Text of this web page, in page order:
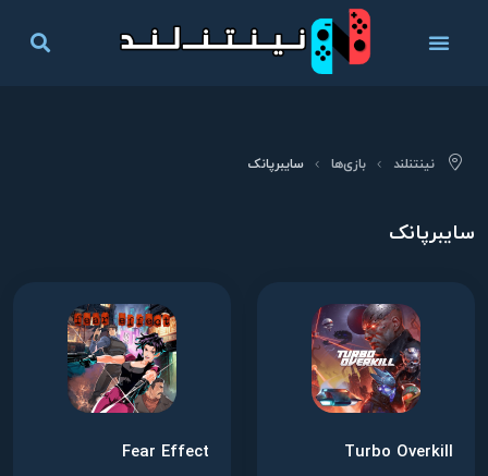
نینتنلند بازی‌ها سایبرپانک
سایبرپانک
Turbo Overkill
Fear Effect